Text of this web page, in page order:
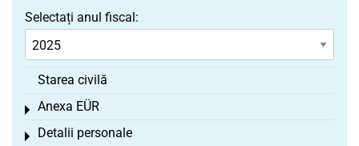
Selectați anul fiscal:
Starea civilă
Anexa EÜR
Toggle menu
Detalii personale
Toggle menu